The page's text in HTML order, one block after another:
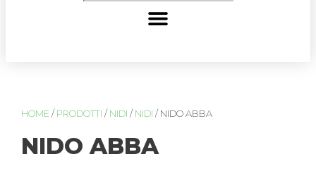
HOME / PRODOTTI / NIDI / NIDI / NIDO ABBA
NIDO ABBA